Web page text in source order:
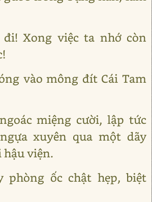
Xong việc ta nhớ còn
vào mông đít Cái Tam
miệng cười, lập tức
xuyên qua một dãy
viện.
phòng ốc chật hẹp, biệt